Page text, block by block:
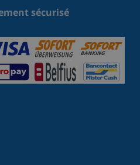
sécurisé